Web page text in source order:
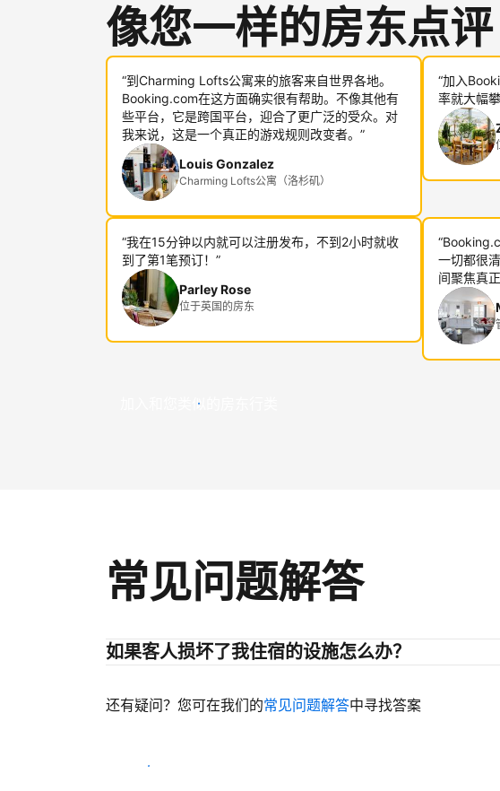
像您一样的房东点评
“到Charming Lofts公寓来的旅客来自世界各地。
Booking.com在这方面确实很有帮助。不像其他有
些平台，它是跨国平台，迎合了更广泛的受众。对
我来说，这是一个真正的游戏规则改变者。”
Louis Gonzalez
Charming Lofts公寓（洛杉矶）
“加入
率就大幅
“我在15分钟以内就可以注册发布，不到2小时就收
到了第1笔预订！”
Parley Rose
位于英国的房东
一切都很
间聚焦真
加入和您类似的房东行类
常见问题解答
如果客人损坏了我住宿的设施怎么办？
还有疑问？您可在我们的常见问题解答中寻找答案
开始迎客